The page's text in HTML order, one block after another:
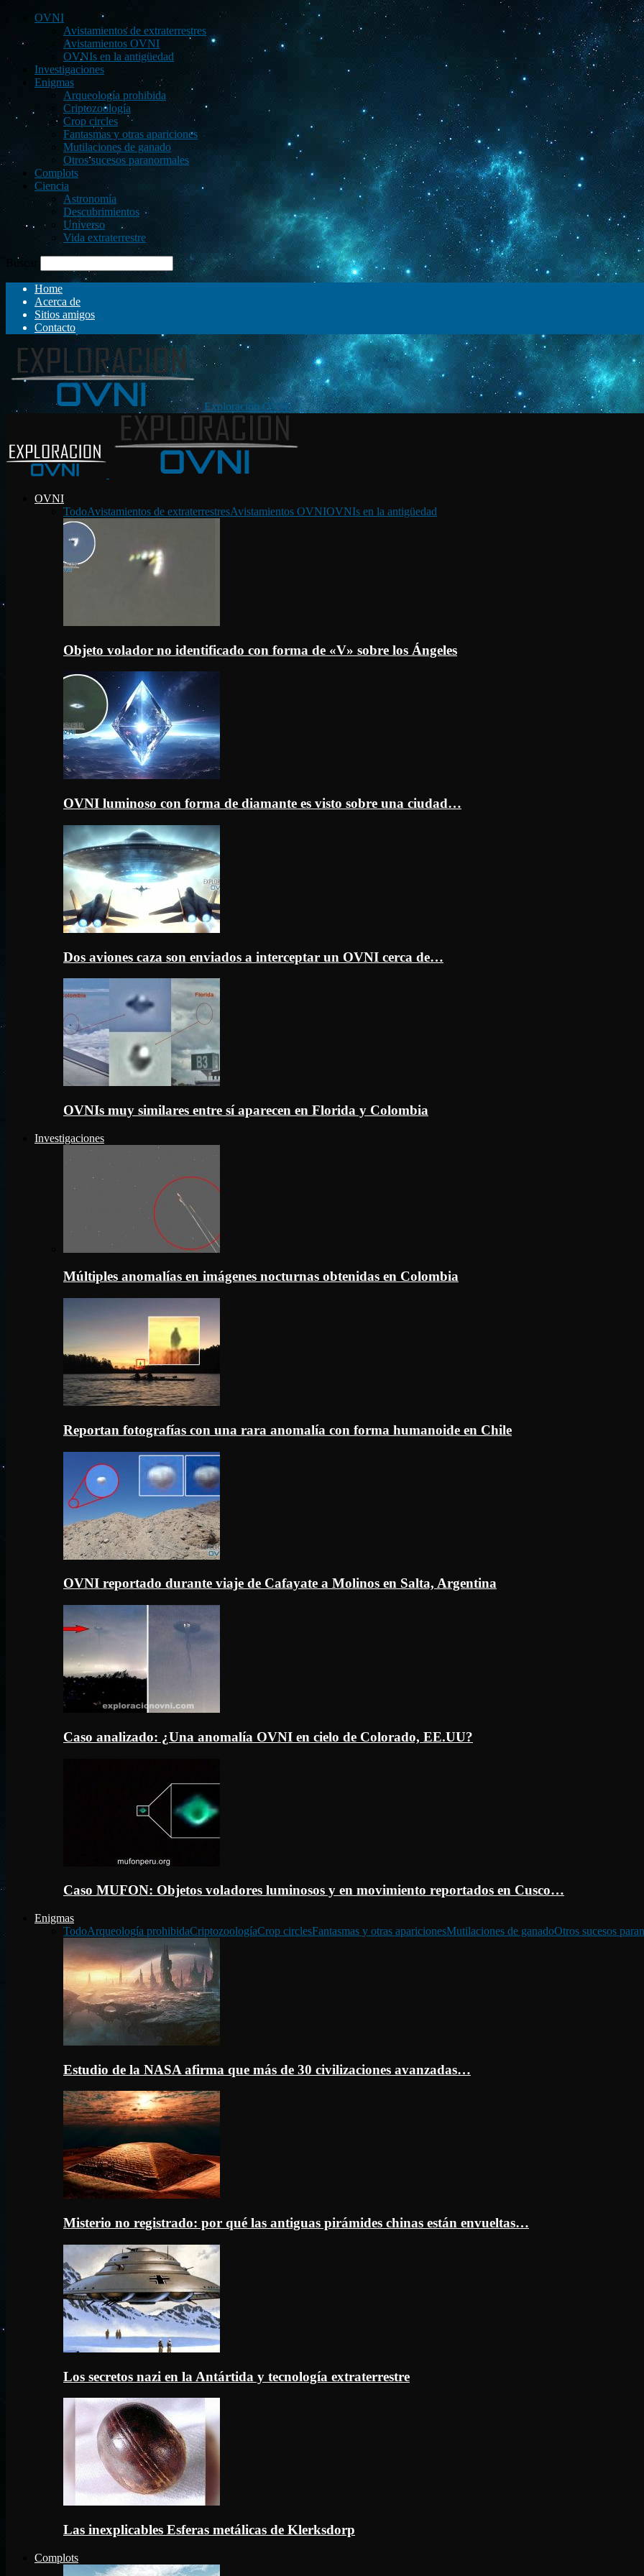
OVNI
Avistamientos de extraterrestres
Avistamientos OVNI
OVNIs en la antigüedad
Investigaciones
Enigmas
Arqueología prohibida
Criptozoología
Crop circles
Fantasmas y otras apariciones
Mutilaciones de ganado
Otros sucesos paranormales
Complots
Ciencia
Astronomía
Descubrimientos
Universo
Vida extraterrestre
Buscar
Home
Acerca de
Sitios amigos
Contacto
Exploración OVNI
OVNI
TodoAvistamientos de extraterrestresAvistamientos OVNIOVNIs en la antigüedad
Objeto volador no identificado con forma de «V» sobre los Ángeles
OVNI luminoso con forma de diamante es visto sobre una ciudad…
Dos aviones caza son enviados a interceptar un OVNI cerca de…
OVNIs muy similares entre sí aparecen en Florida y Colombia
Investigaciones
Múltiples anomalías en imágenes nocturnas obtenidas en Colombia
Reportan fotografías con una rara anomalía con forma humanoide en Chile
OVNI reportado durante viaje de Cafayate a Molinos en Salta, Argentina
Caso analizado: ¿Una anomalía OVNI en cielo de Colorado, EE.UU?
Caso MUFON: Objetos voladores luminosos y en movimiento reportados en Cusco…
Enigmas
TodoArqueología prohibidaCriptozoologíaCrop circlesFantasmas y otras aparicionesMutilaciones de ganadoOtros sucesos
Estudio de la NASA afirma que más de 30 civilizaciones avanzadas…
Misterio no registrado: por qué las antiguas pirámides chinas están envueltas…
Los secretos nazi en la Antártida y tecnología extraterrestre
Las inexplicables Esferas metálicas de Klerksdorp
Complots